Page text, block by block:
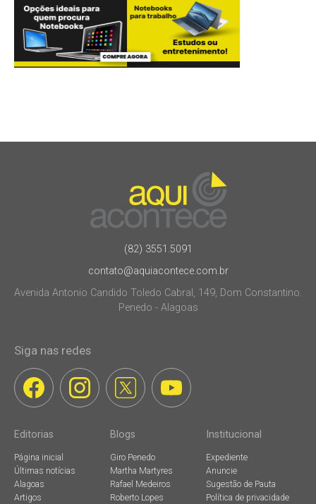
(82) 3551.5091
contato@aquiacontece.com.br
Avenida Antonio Candido Toledo Cabral, 149, Dom Constantino.
Penedo - Alagoas
Siga nas redes
Editorias
Página inicial
Últimas notícias
Alagoas
Artigos
Blogs
Giro Penedo
Martha Martyres
Rafael Medeiros
Roberto Lopes
Institucional
Expediente
Anuncie
Sugestão de Pauta
Política de privacidade